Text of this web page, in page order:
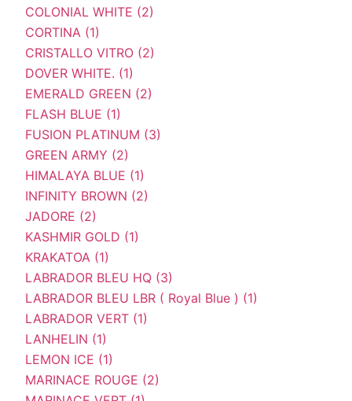
COLONIAL WHITE (2)
CORTINA (1)
CRISTALLO VITRO (2)
DOVER WHITE. (1)
EMERALD GREEN (2)
FLASH BLUE (1)
FUSION PLATINUM (3)
GREEN ARMY (2)
HIMALAYA BLUE (1)
INFINITY BROWN (2)
JADORE (2)
KASHMIR GOLD (1)
KRAKATOA (1)
LABRADOR BLEU HQ (3)
LABRADOR BLEU LBR ( Royal Blue ) (1)
LABRADOR VERT (1)
LANHELIN (1)
LEMON ICE (1)
MARINACE ROUGE (2)